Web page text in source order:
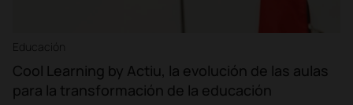
Educación
Cool Learning by Actiu, la evolución de las aulas
para la transformación de la educación